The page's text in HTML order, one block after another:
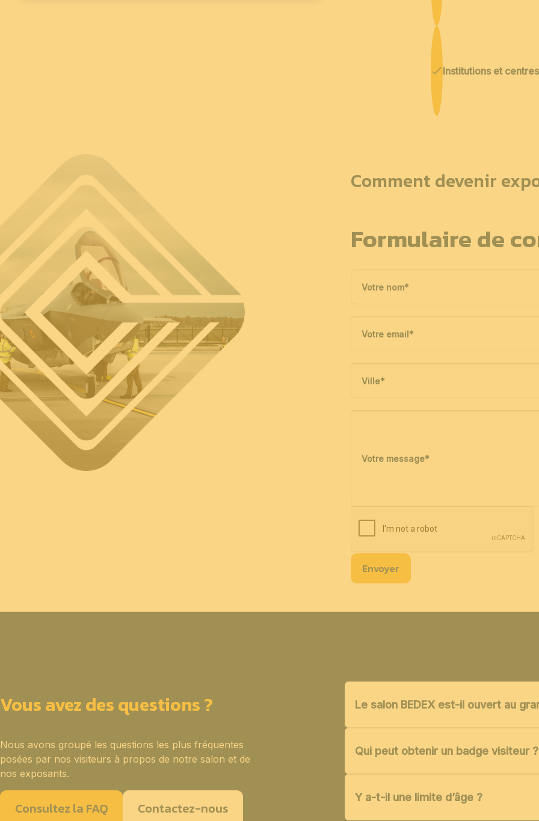
Institutions et
Comment devenir
Formulaire de
Votre nom*
Votre email*
Ville*
Votre message*
Envoyer
Vous avez des questions ?
Nous avons groupé les questions les plus fréquentes
posées par nos visiteurs à propos de notre salon et de
nos exposants.
Consultez la FAQ Contactez-nous
Le salon BEDEX est-il ouvert au
Qui peut obtenir un badge visiteur ?
Y a-t-il une limite d’âge ?